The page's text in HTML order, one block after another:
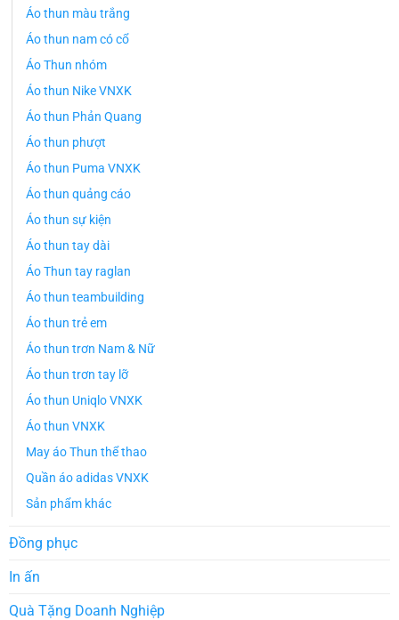
Áo thun màu trắng
Áo thun nam có cổ
Áo Thun nhóm
Áo thun Nike VNXK
Áo thun Phản Quang
Áo thun phượt
Áo thun Puma VNXK
Áo thun quảng cáo
Áo thun sự kiện
Áo thun tay dài
Áo Thun tay raglan
Áo thun teambuilding
Áo thun trẻ em
Áo thun trơn Nam & Nữ
Áo thun trơn tay lỡ
Áo thun Uniqlo VNXK
Áo thun VNXK
May áo Thun thể thao
Quần áo adidas VNXK
Sản phẩm khác
Đồng phục
In ấn
Quà Tặng Doanh Nghiệp